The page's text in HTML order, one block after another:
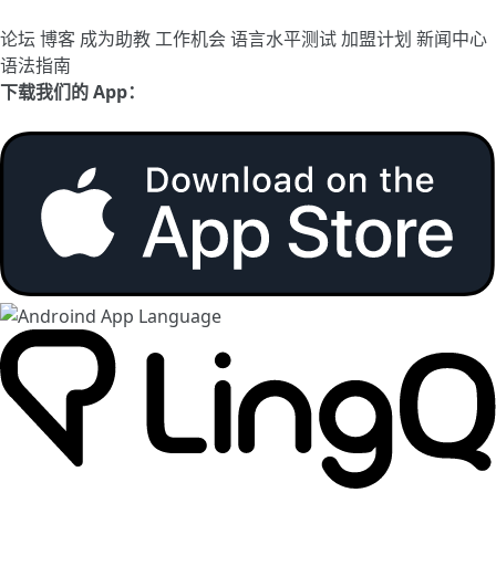
论坛 博客 成为助教工作机会语言水平测试加盟计划 新闻中心
语法指南
下载我们的 App：